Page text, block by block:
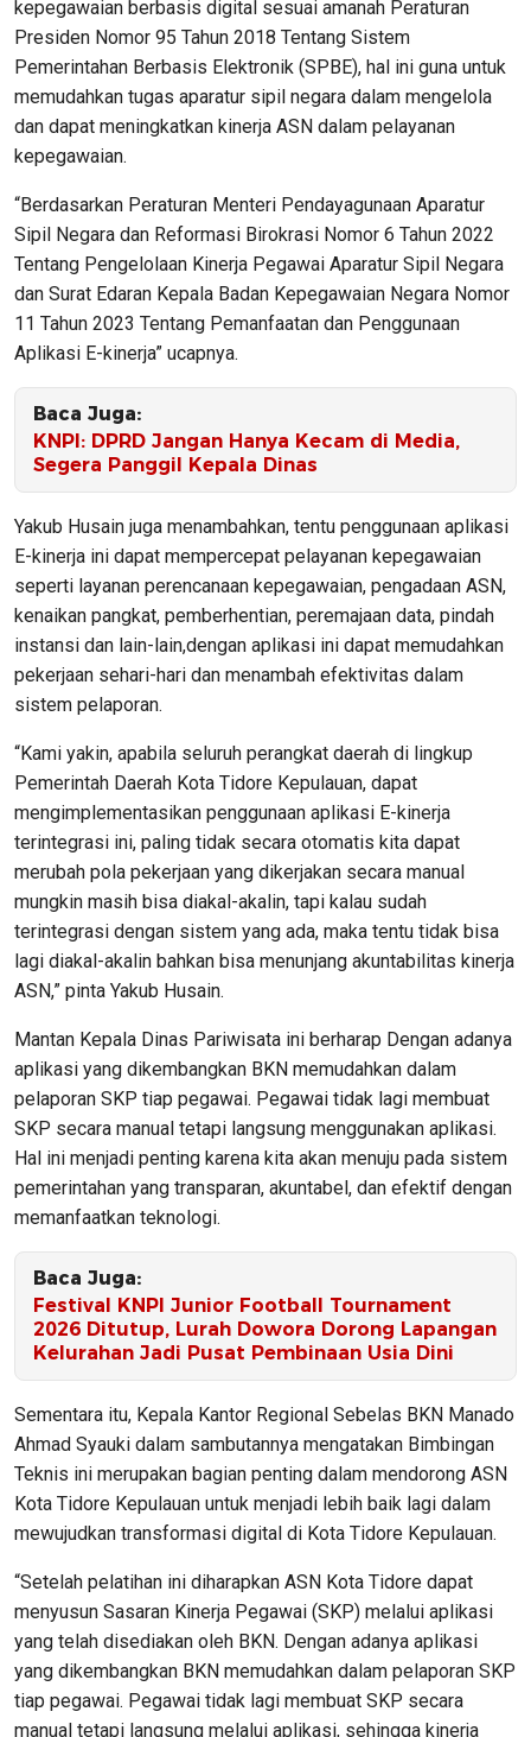
kepegawaian berbasis digital sesuai amanah Peraturan
Presiden Nomor 95 Tahun 2018 Tentang Sistem
Pemerintahan Berbasis Elektronik (SPBE), hal ini guna untuk
memudahkan tugas aparatur sipil negara dalam mengelola
dan dapat meningkatkan kinerja ASN dalam pelayanan
kepegawaian.
“Berdasarkan Peraturan Menteri Pendayagunaan Aparatur
Sipil Negara dan Reformasi Birokrasi Nomor 6 Tahun 2022
Tentang Pengelolaan Kinerja Pegawai Aparatur Sipil Negara
dan Surat Edaran Kepala Badan Kepegawaian Negara Nomor
11 Tahun 2023 Tentang Pemanfaatan dan Penggunaan
Aplikasi E-kinerja” ucapnya.
Baca Juga:
KNPI: DPRD Jangan Hanya Kecam di Media,
Segera Panggil Kepala Dinas
Yakub Husain juga menambahkan, tentu penggunaan aplikasi
E-kinerja ini dapat mempercepat pelayanan kepegawaian
seperti layanan perencanaan kepegawaian, pengadaan ASN,
kenaikan pangkat, pemberhentian, peremajaan data, pindah
instansi dan lain-lain,dengan aplikasi ini dapat memudahkan
pekerjaan sehari-hari dan menambah efektivitas dalam
sistem pelaporan.
“Kami yakin, apabila seluruh perangkat daerah di lingkup
Pemerintah Daerah Kota Tidore Kepulauan, dapat
mengimplementasikan penggunaan aplikasi E-kinerja
terintegrasi ini, paling tidak secara otomatis kita dapat
merubah pola pekerjaan yang dikerjakan secara manual
mungkin masih bisa diakal-akalin, tapi kalau sudah
terintegrasi dengan sistem yang ada, maka tentu tidak bisa
lagi diakal-akalin bahkan bisa menunjang akuntabilitas kinerja
ASN,” pinta Yakub Husain.
Mantan Kepala Dinas Pariwisata ini berharap Dengan adanya
aplikasi yang dikembangkan BKN memudahkan dalam
pelaporan SKP tiap pegawai. Pegawai tidak lagi membuat
SKP secara manual tetapi langsung menggunakan aplikasi.
Hal ini menjadi penting karena kita akan menuju pada sistem
pemerintahan yang transparan, akuntabel, dan efektif dengan
memanfaatkan teknologi.
Baca Juga:
Festival KNPI Junior Football Tournament
2026 Ditutup, Lurah Dowora Dorong Lapangan
Kelurahan Jadi Pusat Pembinaan Usia Dini
Sementara itu, Kepala Kantor Regional Sebelas BKN Manado
Ahmad Syauki dalam sambutannya mengatakan Bimbingan
Teknis ini merupakan bagian penting dalam mendorong ASN
Kota Tidore Kepulauan untuk menjadi lebih baik lagi dalam
mewujudkan transformasi digital di Kota Tidore Kepulauan.
“Setelah pelatihan ini diharapkan ASN Kota Tidore dapat
menyusun Sasaran Kinerja Pegawai (SKP) melalui aplikasi
yang telah disediakan oleh BKN. Dengan adanya aplikasi
yang dikembangkan BKN memudahkan dalam pelaporan SKP
tiap pegawai. Pegawai tidak lagi membuat SKP secara
manual tetapi langsung melalui aplikasi, sehingga kinerja